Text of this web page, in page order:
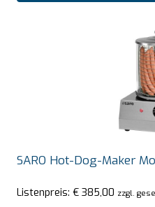
SARO Hot-Dog-Maker
Listenpreis: € 385,00 zzgl.